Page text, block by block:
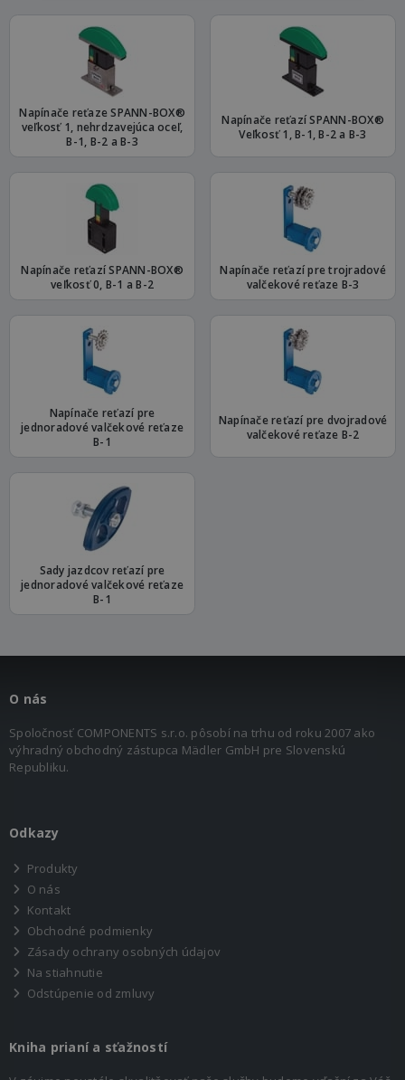
Napínače reťaze SPANN-BOX®
veľkosť 1, nehrdzavejúca oceľ,
B-1, B-2 a B-3
Napínače reťazí SPANN-BOX®
Veľkosť 1, B-1, B-2 a B-3
Napínače reťazí SPANN-BOX®
veľkosť 0, B-1 a B-2
Napínače reťazí pre trojradové
valčekové reťaze B-3
Napínače reťazí pre
jednoradové valčekové reťaze
B-1
Napínače reťazí pre dvojradové
valčekové reťaze B-2
Sady jazdcov reťazí pre
jednoradové valčekové reťaze
B-1
O nás
Spoločnosť COMPONENTS s.r.o. pôsobí na trhu od roku 2007 ako
výhradný obchodný zástupca Mädler GmbH pre Slovenskú
Republiku.
Odkazy
Produkty
O nás
Kontakt
Obchodné podmienky
Zásady ochrany osobných údajov
Na stiahnutie
Odstúpenie od zmluvy
Kniha prianí a sťažností